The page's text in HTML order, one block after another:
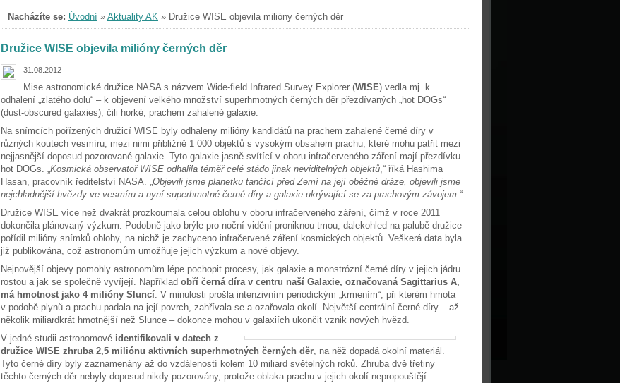
Nacházíte se: Úvodní » Aktuality AK » Družice WISE objevila milióny černých děr
Družice WISE objevila milióny černých děr
31.08.2012
Mise astronomické družice NASA s názvem Wide-field Infrared Survey Explorer (WISE) vedla mj. k
odhalení „zlatého dolu“ – k objevení velkého množství superhmotných černých děr přezdívaných „hot DOGs“
(dust-obscured galaxies), čili horké, prachem zahalené galaxie.
Na snímcích pořízených družicí WISE byly odhaleny milióny kandidátů na prachem zahalené černé díry v
různých koutech vesmíru, mezi nimi přibližně 1 000 objektů s vysokým obsahem prachu, které mohu patřit mezi
nejjasnější doposud pozorované galaxie. Tyto galaxie jasně svítící v oboru infračerveného záření mají přezdívku
hot DOGs. „Kosmická observatoř WISE odhalila téměř celé stádo jinak neviditelných objektů,“ říká Hashima
Hasan, pracovník ředitelství NASA. „Objevili jsme planetku tančící před Zemí na její oběžné dráze, objevili jsme
nejchladnější hvězdy ve vesmíru a nyní superhmotné černé díry a galaxie ukrývající se za prachovým závojem.“
Družice WISE více než dvakrát prozkoumala celou oblohu v oboru infračerveného záření, čímž v roce 2011
dokončila plánovaný výzkum. Podobně jako brýle pro noční vidění proniknou tmou, dalekohled na palubě družice
pořídil milióny snímků oblohy, na nichž je zachyceno infračervené záření kosmických objektů. Veškerá data byla
již publikována, což astronomům umožňuje jejich výzkum a nové objevy.
Nejnovější objevy pomohly astronomům lépe pochopit procesy, jak galaxie a monstrózní černé díry v jejich jádru
rostou a jak se společně vyvíjejí. Například obří černá díra v centru naší Galaxie, označovaná Sagittarius A,
má hmotnost jako 4 milióny Sluncí. V minulosti prošla intenzivním periodickým „krmením“, při kterém hmota
v podobě plynů a prachu padala na její povrch, zahřívala se a ozařovala okolí. Největší centrální černé díry – až
několik miliardkrát hmotnější než Slunce – dokonce mohou v galaxiích ukončit vznik nových hvězd.
V jedné studii astronomové identifikovali v datech z
družice WISE zhruba 2,5 miliónu aktivních superhmotných černých děr, na něž dopadá okolní materiál.
Tyto černé díry byly zaznamenány až do vzdáleností kolem 10 miliard světelných roků. Zhruba dvě třetiny
těchto černých děr nebyly doposud nikdy pozorovány, protože oblaka prachu v jejich okolí nepropouštějí